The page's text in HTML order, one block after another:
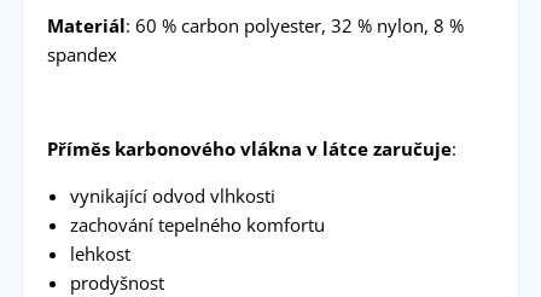
Materiál: 60 % carbon polyester, 32 % nylon, 8 %
spandex
Příměs karbonového vlákna v látce zaručuje:
vynikající odvod vlhkosti
zachování tepelného komfortu
lehkost
prodyšnost